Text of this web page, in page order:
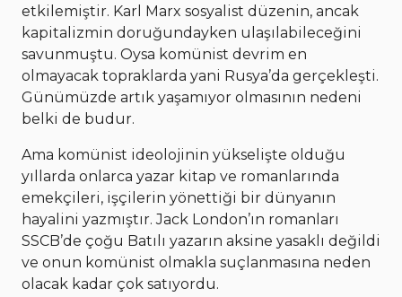
etkilemiştir. Karl Marx sosyalist düzenin, ancak
kapitalizmin doruğundayken ulaşılabileceğini
savunmuştu. Oysa komünist devrim en
olmayacak topraklarda yani Rusya’da gerçekleşti.
Günümüzde artık yaşamıyor olmasının nedeni
belki de budur.
Ama komünist ideolojinin yükselişte olduğu
yıllarda onlarca yazar kitap ve romanlarında
emekçileri, işçilerin yönettiği bir dünyanın
hayalini yazmıştır. Jack London’ın romanları
SSCB’de çoğu Batılı yazarın aksine yasaklı değildi
ve onun komünist olmakla suçlanmasına neden
olacak kadar çok satıyordu.